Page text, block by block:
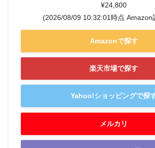
¥24,800
(2026/08/09 10:32:01時点 Amazon
Amazonで探す
楽天市場で探す
Yahoo!ショッピングで探
メルカリ